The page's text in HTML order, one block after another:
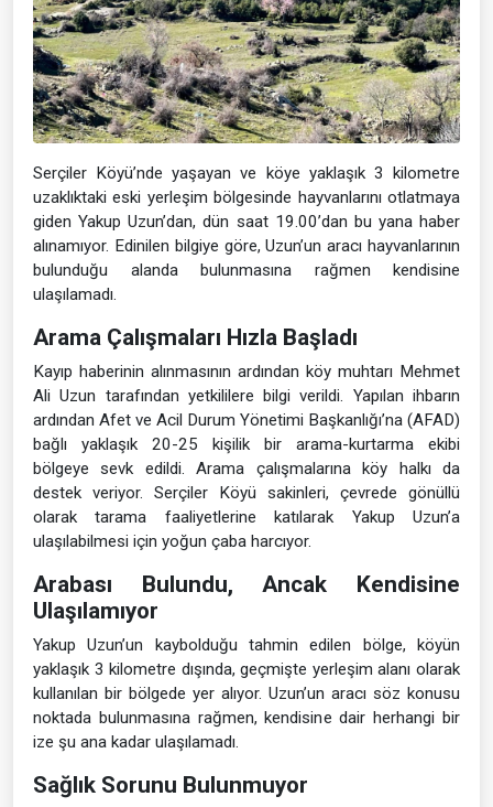
Serçiler Köyü’nde yaşayan ve köye yaklaşık 3 kilometre
uzaklıktaki eski yerleşim bölgesinde hayvanlarını otlatmaya
giden Yakup Uzun’dan, dün saat 19.00’dan bu yana haber
alınamıyor. Edinilen bilgiye göre, Uzun’un aracı hayvanlarının
bulunduğu alanda bulunmasına rağmen kendisine
ulaşılamadı.
Arama Çalışmaları Hızla Başladı
Kayıp haberinin alınmasının ardından köy muhtarı Mehmet
Ali Uzun tarafından yetkililere bilgi verildi. Yapılan ihbarın
ardından Afet ve Acil Durum Yönetimi Başkanlığı’na (AFAD)
bağlı yaklaşık 20-25 kişilik bir arama-kurtarma ekibi
bölgeye sevk edildi. Arama çalışmalarına köy halkı da
destek veriyor. Serçiler Köyü sakinleri, çevrede gönüllü
olarak tarama faaliyetlerine katılarak Yakup Uzun’a
ulaşılabilmesi için yoğun çaba harcıyor.
Arabası Bulundu, Ancak Kendisine
Ulaşılamıyor
Yakup Uzun’un kaybolduğu tahmin edilen bölge, köyün
yaklaşık 3 kilometre dışında, geçmişte yerleşim alanı olarak
kullanılan bir bölgede yer alıyor. Uzun’un aracı söz konusu
noktada bulunmasına rağmen, kendisine dair herhangi bir
ize şu ana kadar ulaşılamadı.
Sağlık Sorunu Bulunmuyor